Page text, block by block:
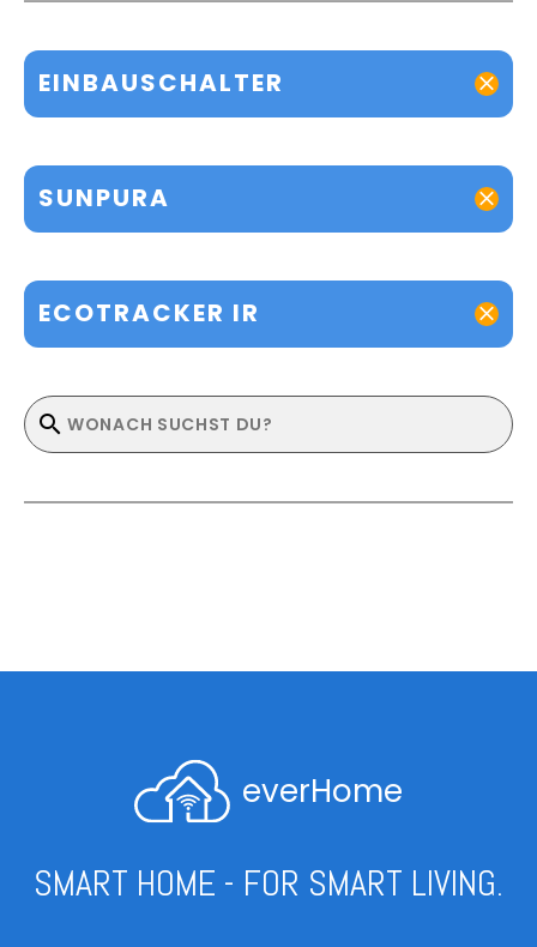
EINBAUSCHALTER
SUNPURA
ECOTRACKER IR
everHome
SMART HOME - FOR SMART LIVING.